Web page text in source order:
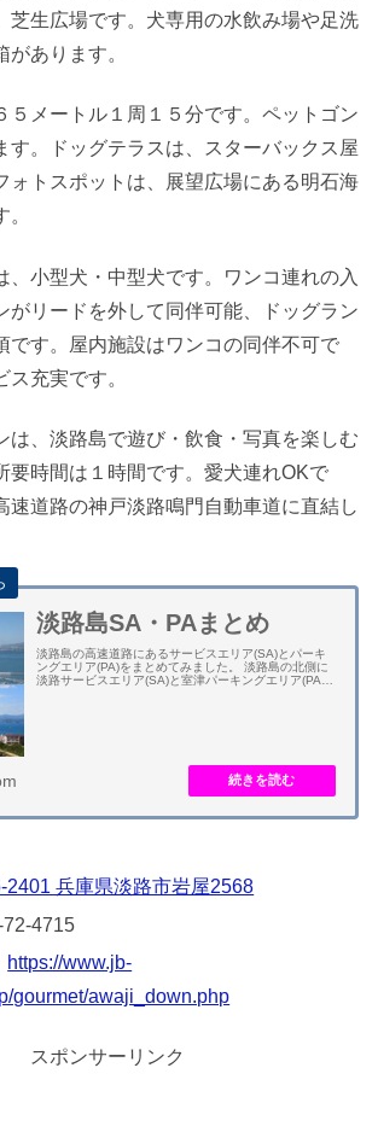
芝生広場です。犬専用の水飲み場や足洗
あります。
５メートル１周１５分です。ペットゴン
す。ドッグテラスは、スターバックス屋
ォトスポットは、展望広場にある明石海
、小型犬・中型犬です。ワンコ連れの入
がリードを外して同伴可能、ドッグラン
です。屋内施設はワンコの同伴不可で
充実です。
は、淡路島で遊び・飲食・写真を楽しむ
要時間は１時間です。愛犬連れOKで
速道路の神戸淡路鳴門自動車道に直結し
淡路島SA・PAまとめ
淡路島の高速道路にあるサービスエリア(SA)とパーキ
ングエリア(PA)をまとめてみました。 淡路島の北側に
淡路サービスエリア(SA)と室津パーキングエリア(PA)
2401 兵庫県淡路市岩屋2568
4715
https://www.jb-
gourmet/awaji_down.php
スポンサーリンク